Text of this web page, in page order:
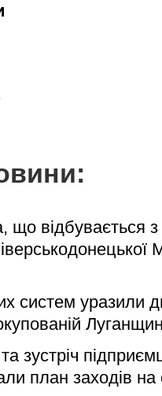
що відбувається з
систем уразили
зустріч
план заходів на